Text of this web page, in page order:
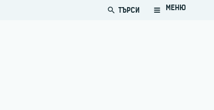
search ТЪРСИ МЕНЮ